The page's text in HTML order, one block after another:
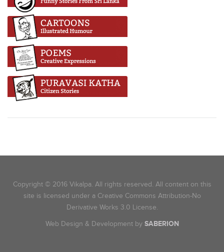
Copyright © 2016 Vikalpa. All rights reserved. All content on this
site is licensed under a Creative Commons Attribution-No
Derivative Works 3.0 License.
Web Design & Development by SABERION